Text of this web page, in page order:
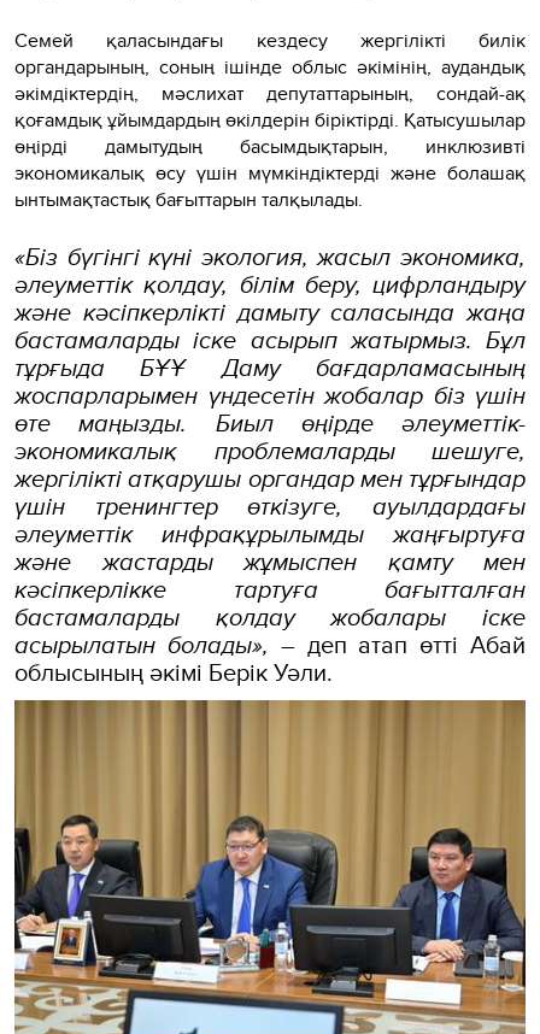
Семей қаласындағы кездесу жергілікті билік
органдарының, соның ішінде облыс әкімінің, аудандық
әкімдіктердің, мәслихат депутаттарының, сондай-ақ
қоғамдық ұйымдардың өкілдерін біріктірді. Қатысушылар
өңірді дамытудың басымдықтарын, инклюзивті
экономикалық өсу үшін мүмкіндіктерді және болашақ
ынтымақтастық бағыттарын талқылады.
«Біз бүгінгі күні экология, жасыл экономика,
әлеуметтік қолдау, білім беру, цифрландыру
және кәсіпкерлікті дамыту саласында жаңа
бастамаларды іске асырып жатырмыз. Бұл
тұрғыда БҰҰ Даму бағдарламасының
жоспарларымен үндесетін жобалар біз үшін
өте маңызды. Биыл өңірде әлеуметтік-
экономикалық проблемаларды шешуге,
жергілікті атқарушы органдар мен тұрғындар
үшін тренингтер өткізуге, ауылдардағы
әлеуметтік инфрақұрылымды жаңғыртуға
және жастарды жұмыспен қамту мен
кәсіпкерлікке тартуға бағытталған
бастамаларды қолдау жобалары іске
асырылатын болады», – деп атап өтті Абай
облысының әкімі Берік Уәли.